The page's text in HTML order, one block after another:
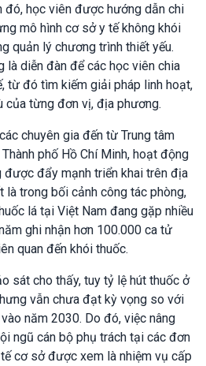
đó, học viên được hướng dẫn chi
mô hình cơ sở y tế không khói
quản lý chương trình thiết yếu.
là diễn đàn để các học viên chia
từ đó tìm kiếm giải pháp linh hoạt,
của từng đơn vị, địa phương.
chuyên gia đến từ Trung tâm
phố Hồ Chí Minh, hoạt động
được đẩy mạnh triển khai trên địa
là trong bối cảnh công tác phòng,
lá tại Việt Nam đang gặp nhiều
ghi nhận hơn 100.000 ca tử
quan đến khói thuốc.
sát cho thấy, tuy tỷ lệ hút thuốc ở
vẫn chưa đạt kỳ vọng so với
năm 2030. Do đó, việc nâng
ngũ cán bộ phụ trách tại các đơn
cơ sở được xem là nhiệm vụ cấp